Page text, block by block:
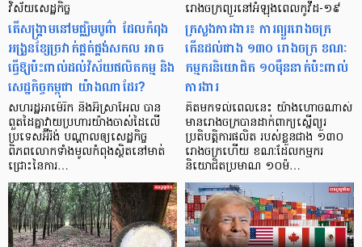
វិស័យសេដ្ឋកិច្ច
តើសង្គ្រាមនៅមជ្ឈិមបូព៌ា ដែលកំពុង
អង្រួនខ្សែច្រវាក់ផ្គត់ផ្គង់សកល អាច
ធ្វើឱ្យប៉ះពាល់ដល់វិស័យផលិតកម្ម និង
សេដ្ឋកិច្ចកម្ពុជា យ៉ាងណាដែរ?
សហរដ្ឋអាម៉េរិក និងអ៊ីស្រាអែល បាន
ពួតដៃគ្នាវាយប្រហារយ៉ាងចាស់ដៃលើ
ប្រទេសអ៊ីរ៉ង់ បណ្តាលឲ្យសេដ្ឋកិច្ច
ពិភពលោកទាំងមូលកំពុងស្ថិតនៅមាត់
ជ្រោះនៃការ…
រោងចក្រព្យួរ​នៅអំឡុងពេល​កូវីដ-១៩
ក្រសួងការងារ៖ ការព្យួររោងចក្រ
កើនដល់ជាង ១៣០ រោងចក្រ ខណៈ
កម្មករនិយោជិត ១០ម៉ឺននាក់ប៉ះពាល់
ការងារ
គិតមកទល់ពេលនេះ យ៉ាងហោចណាស់
មានរោងចក្របានដាក់ពាក្យស្នើព្យួរ
ប្រតិបត្តិការផលិត របស់ខ្លួនជាង ១៣០
រោងចក្រហើយ ខណៈដែលកម្មករ
និយោជិតប្រមាណ ១០ម៉…